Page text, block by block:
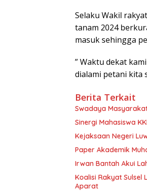
Selaku Wakil
tanam 2024
masuk sehingga
” Waktu dekat
dialami petani kita
Berita Terkait
Swadaya
Sinergi Mahasiswa
Paper Akademik
Irwan Bantah Akui
Koalisi Rakyat Sulsel
Aparat